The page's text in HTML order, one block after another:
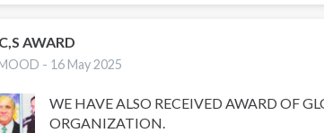
AWARD
- 16 May 2025
WE HAVE ALSO RECEIVED AWARD OF
ORGANIZATION.